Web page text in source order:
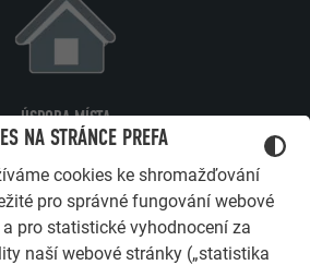
NA STRÁNCE PREFA
cookies ke shromažďování
pro správné fungování webové
a pro statistické vyhodnocení za
naší webové stránky („statistika
ÚSPORA MÍSTA
dokonale zapadá do hliníkových
Nenápadné a prostorově úsporné
blízkosti místa použití umožňuje
instalaci v případě nouze.